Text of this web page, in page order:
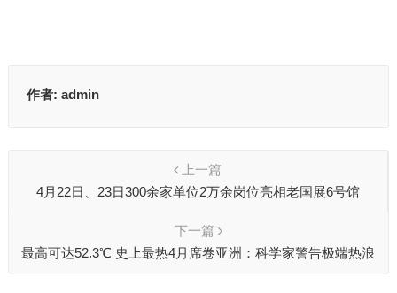
作者: admin
上一篇
4月22日、23日300余家单位2万余岗位亮相老国展6号馆
下一篇
最高可达52.3℃ 史上最热4月席卷亚洲：科学家警告极端热浪